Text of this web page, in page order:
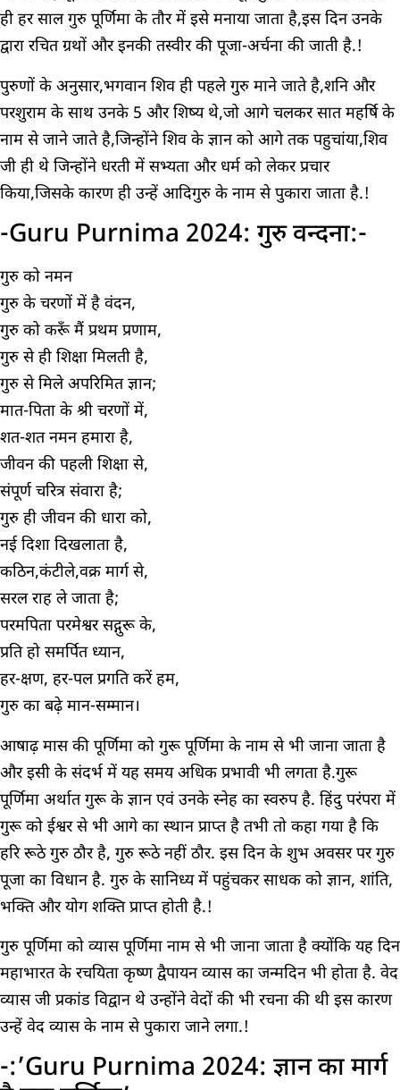
ही हर साल गुरु पूर्णिमा के तौर में इसे मनाया जाता है,इस दिन उनके
द्वारा रचित ग्रथों और इनकी तस्वीर की पूजा-अर्चना की जाती है.!
पुरुणों के अनुसार,भगवान शिव ही पहले गुरु माने जाते है,शनि और
परशुराम के साथ उनके 5 और शिष्य थे,जो आगे चलकर सात महर्षि के
नाम से जाने जाते है,जिन्होंने शिव के ज्ञान को आगे तक पहुचांया,शिव
जी ही थे जिन्होंने धरती में सभ्यता और धर्म को लेकर प्रचार
किया,जिसके कारण ही उन्हें आदिगुरु के नाम से पुकारा जाता है.!
-Guru Purnima 2024: गुरु वन्दना:-
गुरु को नमन
गुरु के चरणों में है वंदन,
गुरु को करूँ मैं प्रथम प्रणाम,
गुरु से ही शिक्षा मिलती है,
गुरु से मिले अपरिमित ज्ञान;
मात-पिता के श्री चरणों में,
शत-शत नमन हमारा है,
जीवन की पहली शिक्षा से,
संपूर्ण चरित्र संवारा है;
गुरु ही जीवन की धारा को,
नई दिशा दिखलाता है,
कठिन,कंटीले,वक्र मार्ग से,
सरल राह ले जाता है;
परमपिता परमेश्वर सद्गुरू के,
प्रति हो समर्पित ध्यान,
हर-क्षण, हर-पल प्रगति करें हम,
गुरु का बढ़े मान-सम्मान।
आषाढ़ मास की पूर्णिमा को गुरू पूर्णिमा के नाम से भी जाना जाता है
और इसी के संदर्भ में यह समय अधिक प्रभावी भी लगता है.गुरू
पूर्णिमा अर्थात गुरू के ज्ञान एवं उनके स्नेह का स्वरुप है. हिंदु परंपरा में
गुरू को ईश्वर से भी आगे का स्थान प्राप्त है तभी तो कहा गया है कि
हरि रूठे गुरु ठौर है, गुरु रूठे नहीं ठौर. इस दिन के शुभ अवसर पर गुरु
पूजा का विधान है. गुरु के सानिध्य में पहुंचकर साधक को ज्ञान, शांति,
भक्ति और योग शक्ति प्राप्त होती है.!
गुरु पूर्णिमा को व्यास पूर्णिमा नाम से भी जाना जाता है क्योंकि यह दिन
महाभारत के रचयिता कृष्ण द्वैपायन व्यास का जन्मदिन भी होता है. वेद
व्यास जी प्रकांड विद्वान थे उन्होंने वेदों की भी रचना की थी इस कारण
उन्हें वेद व्यास के नाम से पुकारा जाने लगा.!
-:’Guru Purnima 2024: ज्ञान का मार्ग